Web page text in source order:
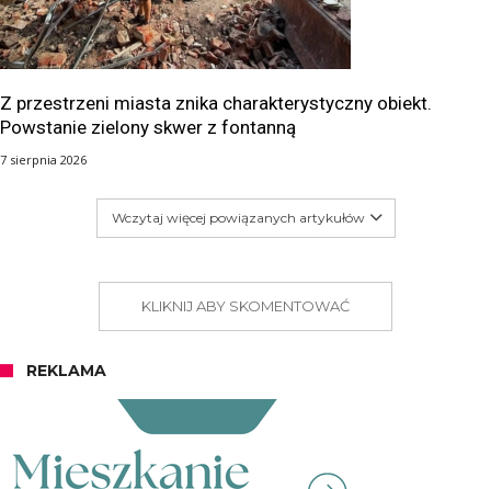
Z przestrzeni miasta znika charakterystyczny obiekt.
Powstanie zielony skwer z fontanną
7 sierpnia 2026
Wczytaj więcej powiązanych artykułów
KLIKNIJ ABY SKOMENTOWAĆ
REKLAMA